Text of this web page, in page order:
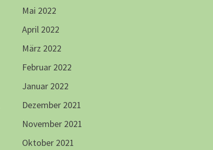
Mai 2022
April 2022
März 2022
Februar 2022
Januar 2022
Dezember 2021
November 2021
Oktober 2021